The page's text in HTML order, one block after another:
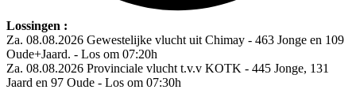
Lossingen :
Za. 08.08.2026 Gewestelijke vlucht uit Chimay - 463 Jonge en 109
Oude+Jaard. - Los om 07:20h
Za. 08.08.2026 Provinciale vlucht t.v.v KOTK - 445 Jonge, 131
Jaard en 97 Oude - Los om 07:30h